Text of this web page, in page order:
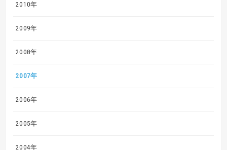
2010年
2009年
2008年
2007年
2006年
2005年
2004年